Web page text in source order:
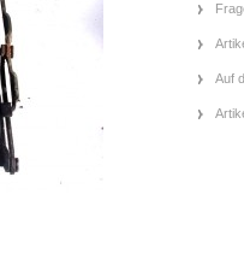
Auf